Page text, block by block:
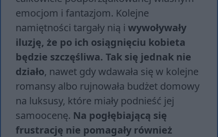
emocjom i fantazjom. Kolejne
namiętności targały nią i wywoływały
iluzję, że po ich osiągnięciu kobieta
będzie szczęśliwa. Tak się jednak nie
działo, nawet gdy wdawała się w kolejne
romansy albo rujnowała budżet domowy
na luksusy, które miały podnieść jej
samoocenę. Na pogłębiającą się
frustrację nie pomagały również